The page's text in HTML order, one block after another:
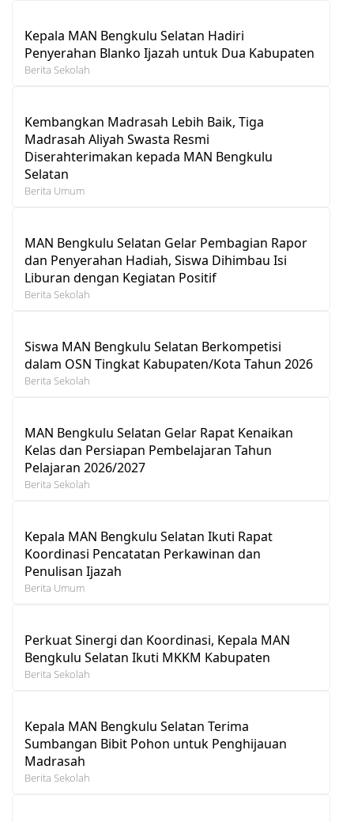
Kepala MAN Bengkulu Selatan Hadiri
Penyerahan Blanko Ijazah untuk Dua Kabupaten
Berita Sekolah
Kembangkan Madrasah Lebih Baik, Tiga
Madrasah Aliyah Swasta Resmi
Diserahterimakan kepada MAN Bengkulu
Selatan
Berita Umum
MAN Bengkulu Selatan Gelar Pembagian Rapor
dan Penyerahan Hadiah, Siswa Dihimbau Isi
Liburan dengan Kegiatan Positif
Berita Sekolah
Siswa MAN Bengkulu Selatan Berkompetisi
dalam OSN Tingkat Kabupaten/Kota Tahun 2026
Berita Sekolah
MAN Bengkulu Selatan Gelar Rapat Kenaikan
Kelas dan Persiapan Pembelajaran Tahun
Pelajaran 2026/2027
Berita Sekolah
Kepala MAN Bengkulu Selatan Ikuti Rapat
Koordinasi Pencatatan Perkawinan dan
Penulisan Ijazah
Berita Umum
Perkuat Sinergi dan Koordinasi, Kepala MAN
Bengkulu Selatan Ikuti MKKM Kabupaten
Berita Sekolah
Kepala MAN Bengkulu Selatan Terima
Sumbangan Bibit Pohon untuk Penghijauan
Madrasah
Berita Sekolah